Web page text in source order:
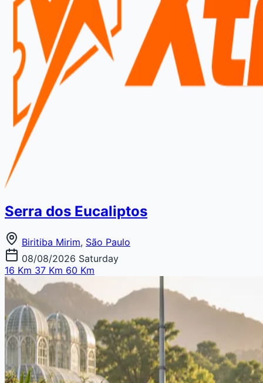
Serra dos Eucaliptos
Biritiba Mirim, São Paulo
08/08/2026 Saturday
16 Km 37 Km 60 Km